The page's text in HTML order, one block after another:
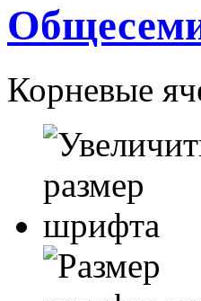
Корневые